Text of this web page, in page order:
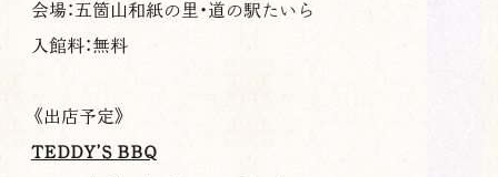
会場：五箇山和紙の里・道の駅たいら
入館料：無料
《出店予定》
TEDDY’S BBQ